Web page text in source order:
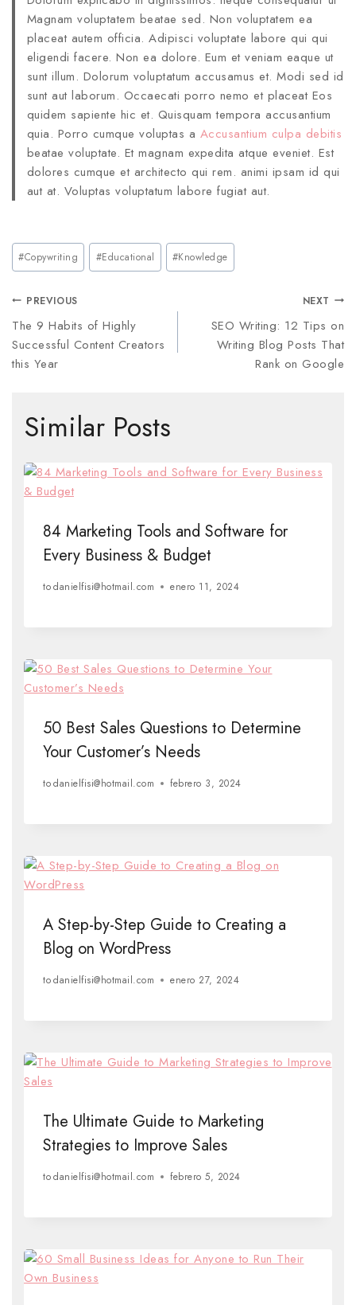
Magnam voluptatem beatae sed. Non voluptatem ea
placeat autem officia. Adipisci voluptate labore qui qui
eligendi facere. Non ea dolore. Eum et veniam eaque ut
sunt illum. Dolorum voluptatum accusamus et. Modi sed id
sunt aut laborum. Occaecati porro nemo et placeat Eos
quidem sapiente hic et. Quisquam tempora accusantium
quia. Porro cumque voluptas a Accusantium culpa debitis
beatae voluptate. Et magnam expedita atque eveniet. Est
dolores cumque et architecto qui rem. animi ipsam id qui
aut at. Voluptas voluptatum labore fugiat aut.
#Copywriting #Educational #Knowledge
PREVIOUS
The 9 Habits of Highly
Successful Content Creators
this Year
NEXT
SEO Writing: 12 Tips on
Writing Blog Posts That
Rank on Google
Similar Posts
84 Marketing Tools and Software for
Every Business & Budget
todanielfisi@hotmail.com enero 11, 2024
50 Best Sales Questions to Determine
Your Customer’s Needs
todanielfisi@hotmail.com febrero 3, 2024
A Step-by-Step Guide to Creating a
Blog on WordPress
todanielfisi@hotmail.com enero 27, 2024
The Ultimate Guide to Marketing
Strategies to Improve Sales
todanielfisi@hotmail.com febrero 5, 2024